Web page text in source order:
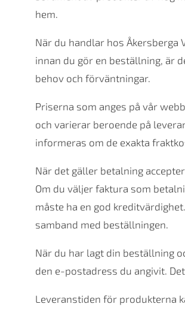
hem.
När du handlar hos Åkersberga
innan du gör en beställning, är
behov och förväntningar.
Priserna som anges på vår
och varierar beroende på
informeras om de exakta
När det gäller betalning
Om du väljer faktura som
måste ha en god
samband med beställningen.
När du har lagt din beställning
den e-postadress du angivit.
Leveranstiden för produkterna